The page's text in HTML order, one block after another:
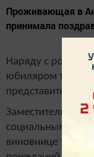
Проживающая в
принимала
Наряду с
юбиляром
представители
Заместитель
социальным
виновнице